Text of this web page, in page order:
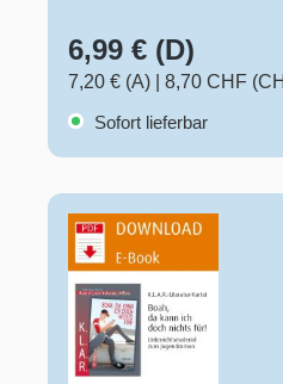
6,99 € (D)
7,20 € (A)
8,70 CHF
Sofort lieferbar
Boah, da kann ich doch